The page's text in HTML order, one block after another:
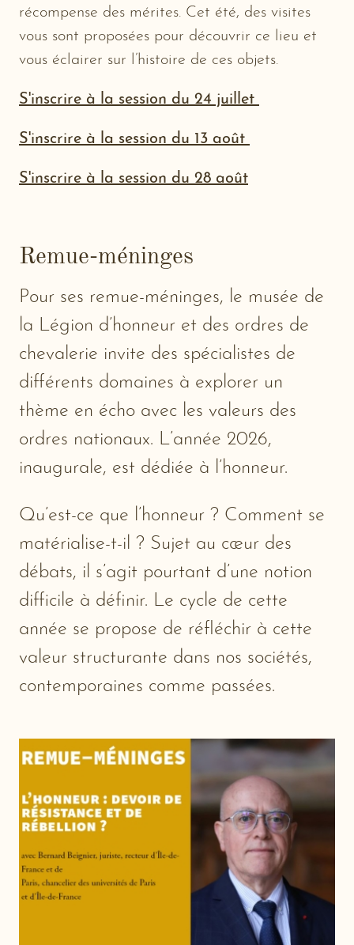
récompense des mérites. Cet été, des visites
vous sont proposées pour découvrir ce lieu et
vous éclairer sur l’histoire de ces objets.
S'inscrire à la session du 24 juillet
S'inscrire à la session du 13 août
S'inscrire à la session du 28 août
Remue-méninges
Pour ses remue-méninges, le musée de
la Légion d’honneur et des ordres de
chevalerie invite des spécialistes de
différents domaines à explorer un
thème en écho avec les valeurs des
ordres nationaux. L’année 2026,
inaugurale, est dédiée à l’honneur.
Qu’est-ce que l’honneur ? Comment se
matérialise-t-il ? Sujet au cœur des
débats, il s’agit pourtant d’une notion
difficile à définir. Le cycle de cette
année se propose de réfléchir à cette
valeur structurante dans nos sociétés,
contemporaines comme passées.